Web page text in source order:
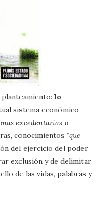
planteamiento:lo
sistema económico-
excedentarias o
conocimientos “que
del ejercicio del poder
exclusión y de delimitar
de las vidas, palabras y